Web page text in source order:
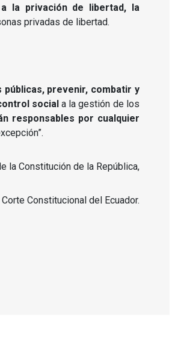
la privación de libertad, la
privadas de libertad.
prevenir, combatir y
social a la gestión de los
responsables por cualquier
la Constitución de la República,
Corte Constitucional del Ecuador.